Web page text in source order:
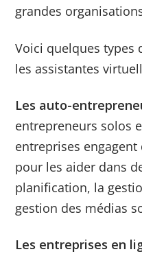
grandes
Voici quelques types
les assistantes
Les auto-
entrepreneurs solos
entreprises
pour les aider dans
planification, la
gestion des médias
Les entreprises en